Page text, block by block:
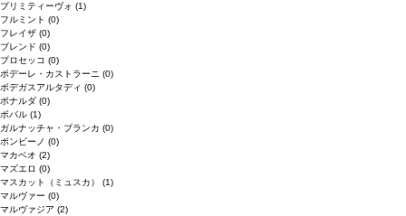
プリミティーヴォ (1)
フルミント (0)
フレイザ (0)
ブレンド (0)
プロセッコ (0)
ポデーレ・カストラーニ (0)
ボデガスアルタディ (0)
ボナルダ (0)
ボバル (1)
ガルナッチャ・ブランカ (0)
ボンビーノ (0)
マカベオ (2)
マズエロ (0)
マスカット（ミュスカ） (1)
マルヴァー (0)
マルヴァジア (2)